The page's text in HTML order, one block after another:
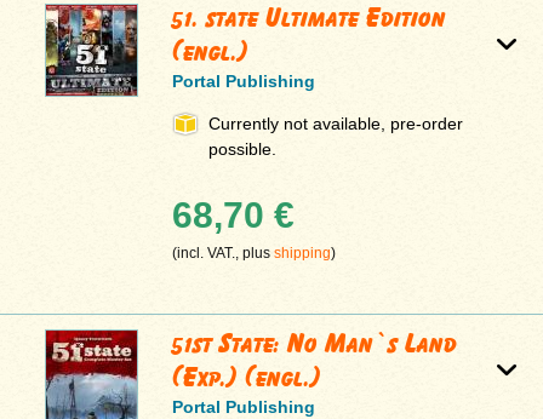
51. state Ultimate Edition
(engl.)
Portal Publishing
Currently not available, pre-order
possible.
68,70 €
(incl. VAT., plusshipping)
51st State: No Man`s Land
(Exp.) (engl.)
Portal Publishing